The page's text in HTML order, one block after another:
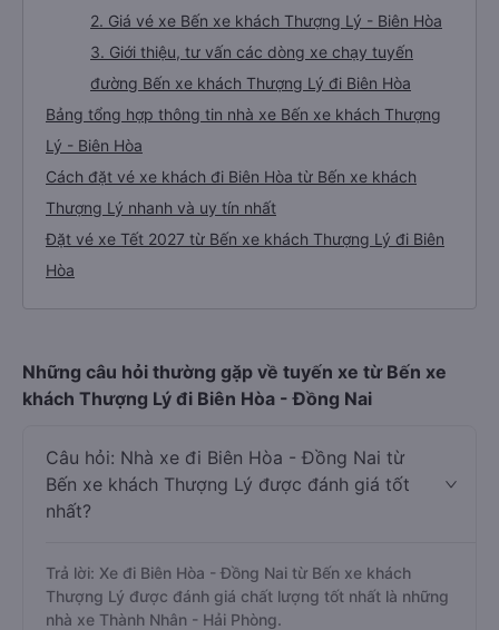
2. Giá vé xe Bến xe khách Thượng Lý - Biên Hòa
3. Giới thiệu, tư vấn các dòng xe chạy tuyến
đường Bến xe khách Thượng Lý đi Biên Hòa
Bảng tổng hợp thông tin nhà xe Bến xe khách Thượng
Lý - Biên Hòa
Cách đặt vé xe khách đi Biên Hòa từ Bến xe khách
Thượng Lý nhanh và uy tín nhất
Đặt vé xe Tết 2027 từ Bến xe khách Thượng Lý đi Biên
Hòa
Những câu hỏi thường gặp về tuyến xe từ Bến xe
khách Thượng Lý đi Biên Hòa - Đồng Nai
Câu hỏi: Nhà xe đi Biên Hòa - Đồng Nai từ
Bến xe khách Thượng Lý được đánh giá tốt
nhất?
Trả lời: Xe đi Biên Hòa - Đồng Nai từ Bến xe khách
Thượng Lý được đánh giá chất lượng tốt nhất là những
nhà xe Thành Nhân - Hải Phòng.